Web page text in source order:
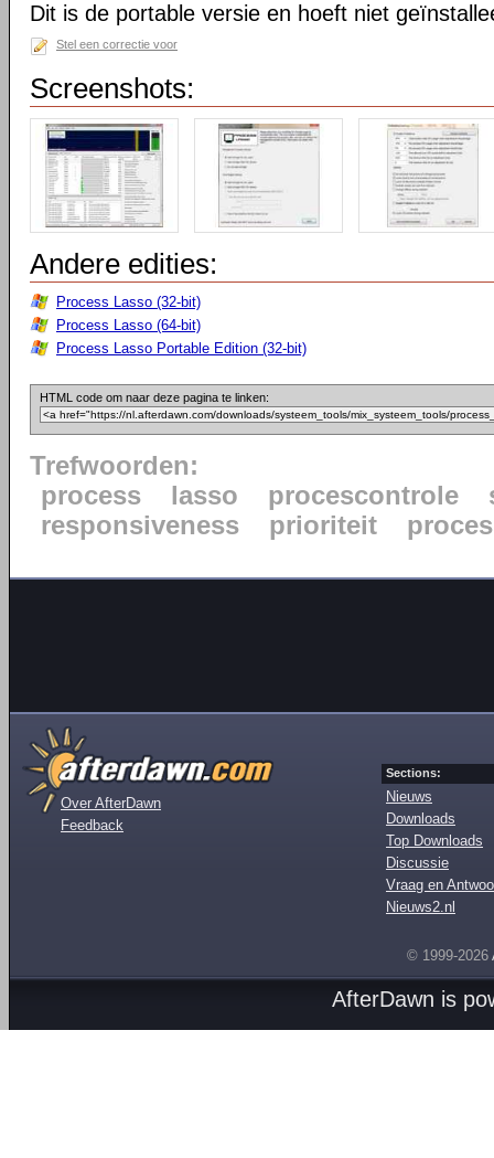
Dit is de portable versie en hoeft niet
Stel een correctie voor
Screenshots:
Andere edities:
Process Lasso (32-bit)
Process Lasso (64-bit)
Process Lasso Portable Edition (32-bit)
HTML code om naar deze pagina te linken:
Trefwoorden:
process
lasso procescontrole
responsiveness
prioriteit
Over AfterDawn
Feedback
Sections:
Nieuws
Downloads
Top Downloads
Discussie
Vraag en
Nieuws2.nl
© 1999-2026
AfterDawn is